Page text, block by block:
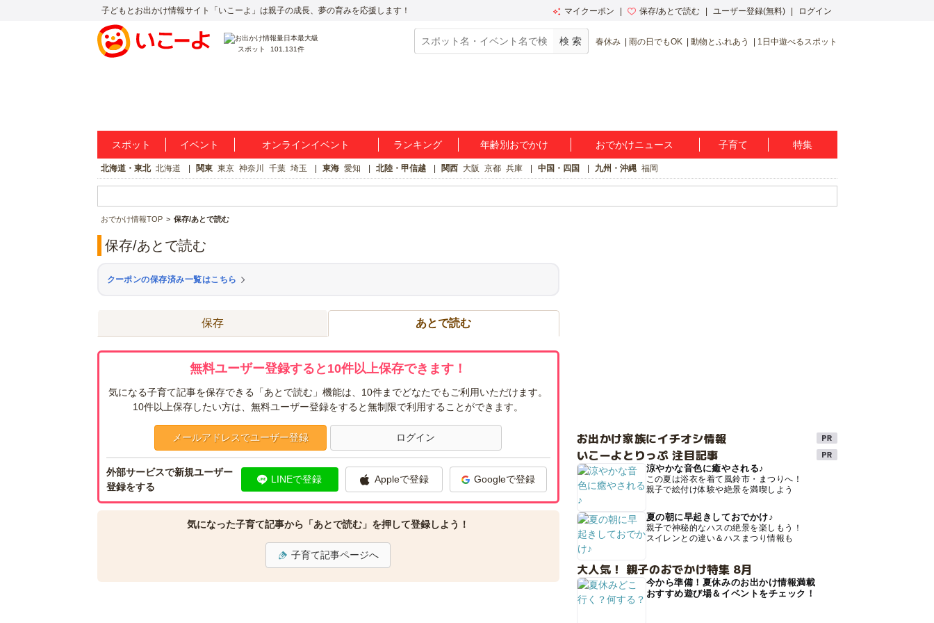
子どもとお出かけ情報サイト「いこーよ」は親子の成長、夢の育みを応援します！ マイクーポン 保存/あとで読む ユーザー登録(無料) ログイン
スポット 101,131件
春休み 雨の日でもOK 動物とふれあう 1日中遊べるスポット
スポット イベント オンラインイベント ランキング 年齢別おでかけ おでかけニュース 子育て 特集
北海道・東北 北海道 関東 東京 神奈川 千葉 埼玉 東海 愛知 北陸・甲信越 関西 大阪 京都 兵庫 中国・四国 九州・沖縄 福岡
おでかけ情報TOP 保存/あとで読む
保存/あとで読む
クーポンの保存済み一覧はこちら
保存 あとで読む
無料ユーザー登録すると10件以上保存できます！
気になる子育て記事を保存できる「あとで読む」機能は、10件までどなたでもご利用いただけます。
10件以上保存したい方は、無料ユーザー登録をすると無制限で利用することができます。
メールアドレスでユーザー登録 ログイン
外部サービスで新規ユーザー
登録をする
LINEで登録 Appleで登録 Googleで登録
気になった子育て記事から「あとで読む」を押して登録しよう！
子育て記事ページへ
お出かけ家族にイチオシ情報
いこーよとりっぷ 注目記事
涼やかな音色に癒やされる♪
この夏は浴衣を着て風鈴市・まつりへ！
親子で絵付け体験や絶景を満喫しよう
夏の朝に早起きしておでかけ♪
親子で神秘的なハスの絶景を楽しもう！
スイレンとの違い＆ハスまつり情報も
大人気！ 親子のおでかけ特集 8月
今から準備！夏休みのお出かけ情報満載
おすすめ遊び場＆イベントをチェック！